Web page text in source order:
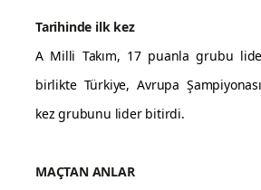
Tarihinde ilk kez
A Milli Takım, 17 puanla grubu
birlikte Türkiye, Avrupa
kez grubunu lider bitirdi.
MAÇTAN ANLAR